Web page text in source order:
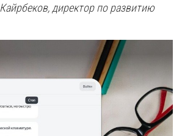
Кайрбеков, директор по развитию